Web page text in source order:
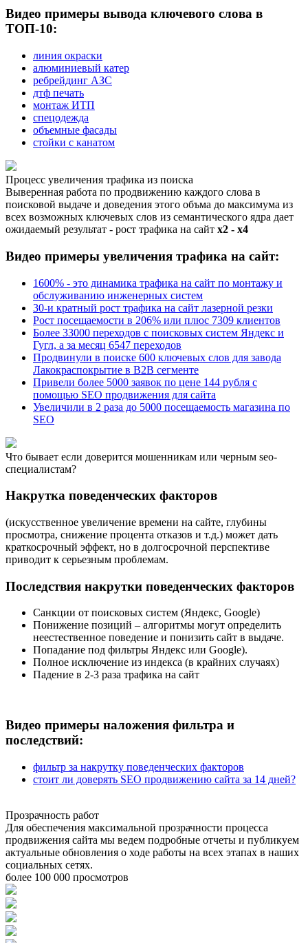
Видео примеры вывода ключевого слова в
ТОП-10:
линия окраски
алюминиевый катер
ребрейдинг АЗС
дтф печать
монтаж ИТП
спецодежда
объемные фасады
стойки с канатом
Процесс увеличения трафика из поиска
Выверенная работа по продвижению каждого слова в
поисковой выдаче и доведения этого объма до максимума из
всех возможных ключевых слов из семантического ядра дает
ожидаемый результат - рост трафика на сайт х2 - х4
Видео примеры увеличения трафика на сайт:
1600% - это динамика трафика на сайт по монтажу и
обслуживанию инженерных систем
30-и кратный рост трафика на сайт лазерной резки
Рост посещаемости в 206% или плюс 7309 клиентов
Более 33000 переходов с поисковых систем Яндекc и
Гугл, а за месяц 6547 переходов
Продвинули в поиске 600 ключевых слов для завода
Лакокраспокрытие в B2B сегменте
Привели более 5000 заявок по цене 144 рубля с
помощью SEO продвижения для сайта
Увеличили в 2 раза до 5000 посещаемость магазина по
SEO
Что бывает если доверится мошенникам или черным seo-
специалистам?
Накрутка поведенческих факторов
(искусственное увеличение времени на сайте, глубины
просмотра, снижение процента отказов и т.д.) может дать
краткосрочный эффект, но в долгосрочной перспективе
приводит к серьезным проблемам.
Последствия накрутки поведенческих факторов
Санкции от поисковых систем (Яндекс, Google)
Понижение позиций – алгоритмы могут определить
неестественное поведение и понизить сайт в выдаче.
Попадание под фильтры Яндекс или Google).
Полное исключение из индекса (в крайних случаях)
Падение в 2-3 раза трафика на сайт
Видео примеры наложения фильтра и
последствий:
фильтр за накрутку поведенческих факторов
стоит ли доверять SEO продвижению сайта за 14 дней?
Прозрачность работ
Для обеспечения максимальной прозрачности процесса
продвижения сайта мы ведем подробные отчеты и публикуем
актуальные обновления о ходе работы на всех этапах в наших
социальных сетях.
более 100 000 просмотров